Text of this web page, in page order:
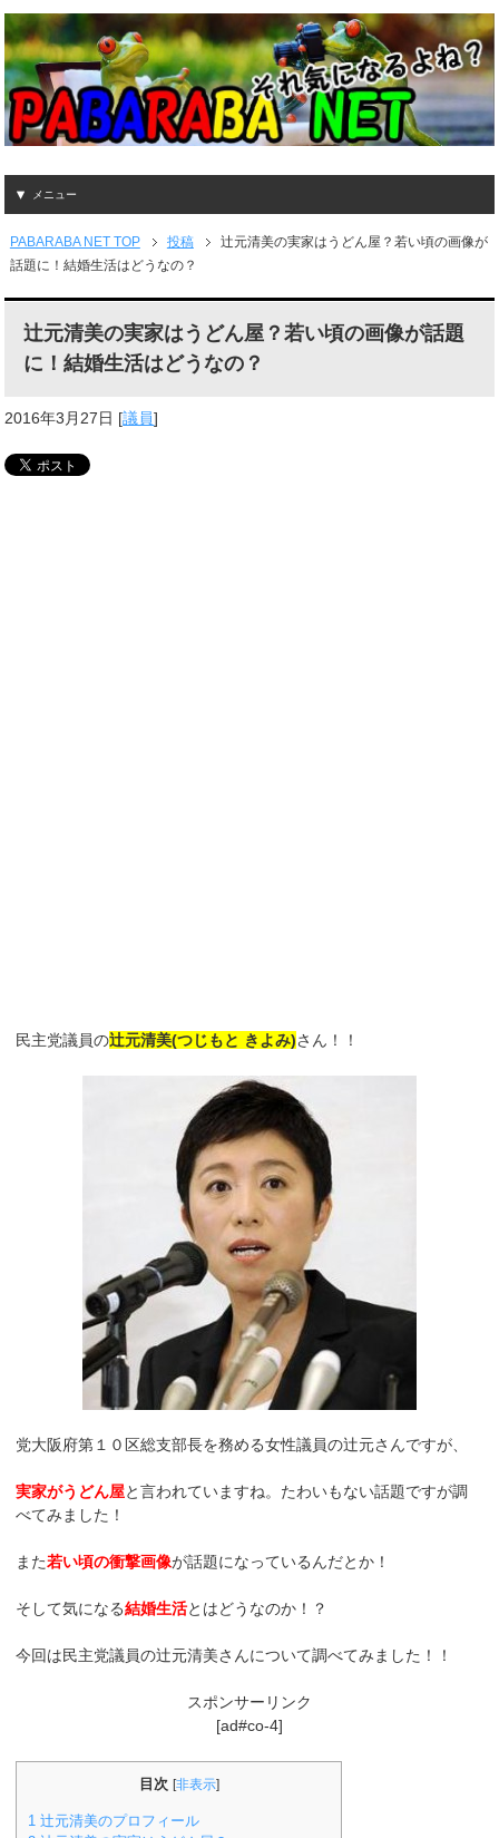
メニュー
PABARABA NET TOP 投稿
辻元清美の実家はうどん屋？若い頃の画像が
話題に！結婚生活はどうなの？
辻元清美の実家はうどん屋？若い頃の画像が話題
に！結婚生活はどうなの？
2016年3月27日 [議員]
民主党議員の辻元清美(つじもと きよみ)さん！！
党大阪府第１０区総支部長を務める女性議員の辻元さんですが、
実家がうどん屋と言われていますね。たわいもない話題ですが調
べてみました！
また若い頃の衝撃画像が話題になっているんだとか！
そして気になる結婚生活とはどうなのか！？
今回は民主党議員の辻元清美さんについて調べてみました！！
スポンサーリンク
[ad#co-4]
目次 [非表示]
1 辻元清美のプロフィール